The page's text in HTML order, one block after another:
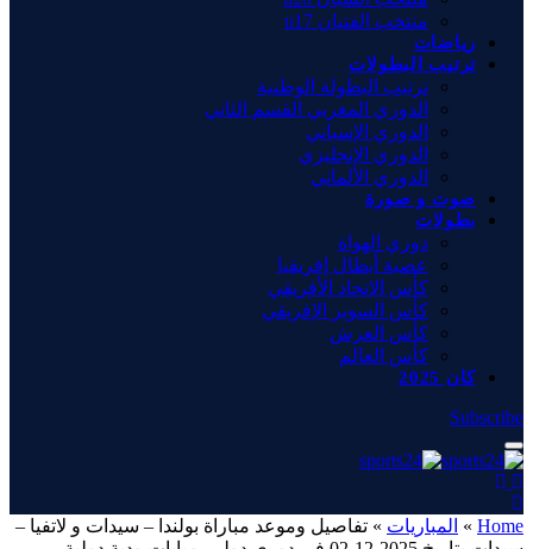
منتخب الفتيان u17
رياضات
ترتيب البطولات
ترتيب البطولة الوطنية
الدوري المغربي القسم الثاني
الدوري الإسباني
الدوري الإنجليزي
الدوري الألماني
صوت و صورة
بطولات
دوري الهواة
عصبة أبطال إفريقيا
كأس الاتحاد الأفريقي
كأس السوبر الإفريقي
كأس العرش
كأس العالم
كان 2025
Subscribe
Home
» المباريات » تفاصيل وموعد مباراة بولندا – سيدات و لاتفيا –